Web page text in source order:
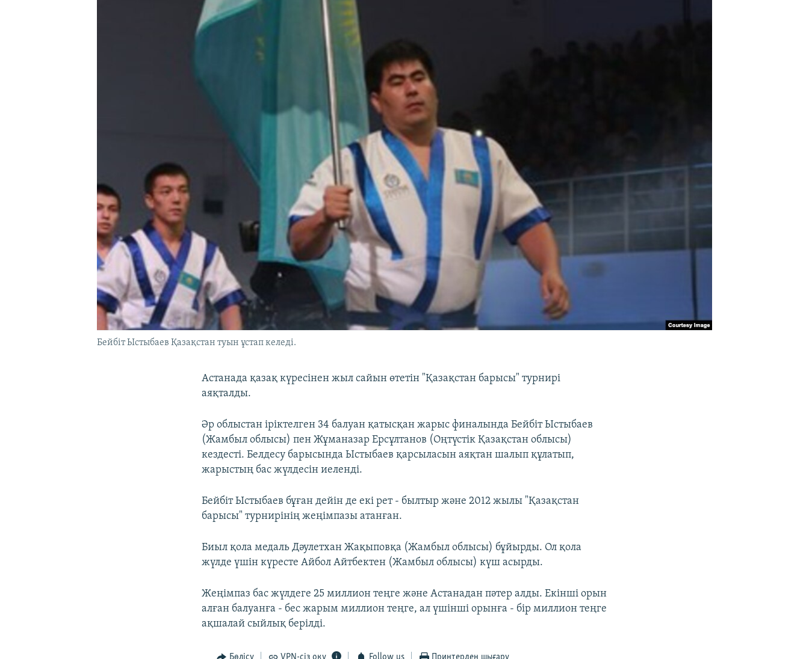
Бейбіт Ыстыбаев Қазақстан туын ұстап келеді.
Астанада қазақ күресінен жыл сайын өтетін "Қазақстан барысы" турнирі
аяқталды.
Әр облыстан іріктелген 34 балуан қатысқан жарыс финалында Бейбіт Ыстыбаев
(Жамбыл облысы) пен Жұманазар Ерсұлтанов (Оңтүстік Қазақстан облысы)
кездесті. Белдесу барысында Ыстыбаев қарсыласын аяқтан шалып құлатып,
жарыстың бас жүлдесін иеленді.
Бейбіт Ыстыбаев бұған дейін де екі рет - былтыр және 2012 жылы "Қазақстан
барысы" турнирінің жеңімпазы атанған.
Биыл қола медаль Дәулетхан Жақыповқа (Жамбыл облысы) бұйырды. Ол қола
жүлде үшін күресте Айбол Айтбектен (Жамбыл облысы) күш асырды.
Жеңімпаз бас жүлдеге 25 миллион теңге және Астанадан пәтер алды. Екінші орын
алған балуанға - бес жарым миллион теңге, ал үшінші орынға - бір миллион теңге
ақшалай сыйлық берілді.
Бөлісу VPN-сіз оқу Follow us Принтерден шығару